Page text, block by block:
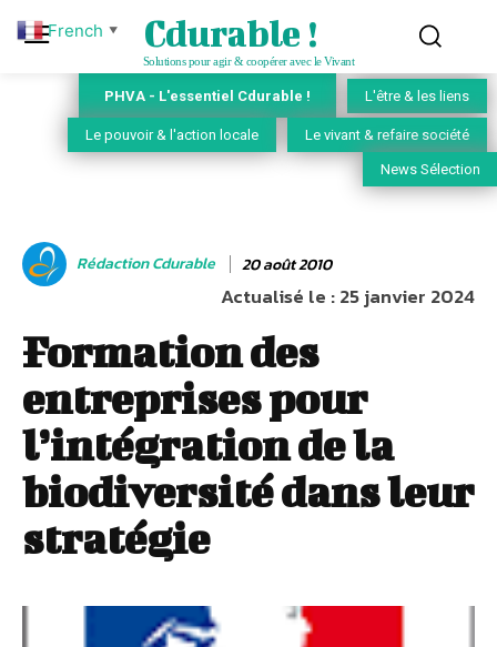
Cdurable !
Solutions pour agir & coopérer avec le Vivant
PHVA - L'essentiel Cdurable ! L'être & les liens
Le pouvoir & l'action locale Le vivant & refaire société
News Sélection
Rédaction Cdurable 20 août 2010
Actualisé le :25 janvier 2024
Formation des
entreprises pour
l’intégration de la
biodiversité dans leur
stratégie
French ▼